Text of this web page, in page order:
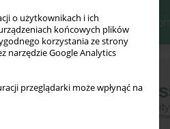
o użytkownikach i ich
końcowych plików
korzystania ze strony
narzędzie Google Analytics
przeglądarki może wpłynąć na